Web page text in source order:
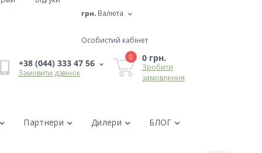
грн. Валюта
Особистий кабінет
+38 (044) 333 47 56
Замовити дзвінок
0 0 грн.
Зробити
замовлення
Партнери Дилери БЛОГ